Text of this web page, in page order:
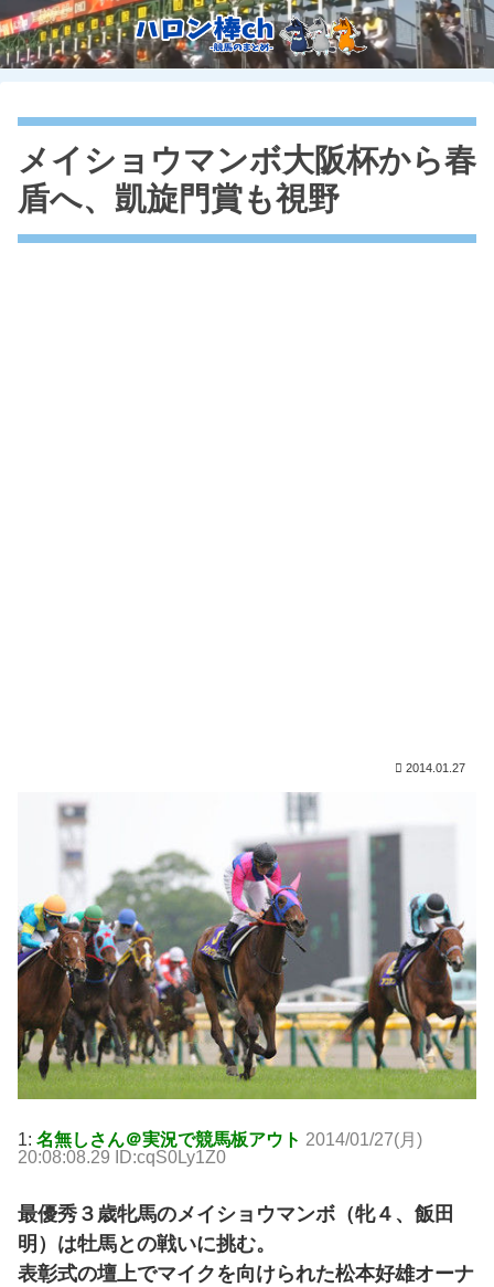
メイショウマンボ大阪杯から春
盾へ、凱旋門賞も視野
2014.01.27
1: 名無しさん＠実況で競馬板アウト 2014/01/27(月)
20:08:08.29 ID:cqS0Ly1Z0
最優秀３歳牝馬のメイショウマンボ（牝４、飯田
明）は牡馬との戦いに挑む。
表彰式の壇上でマイクを向けられた松本好雄オーナ